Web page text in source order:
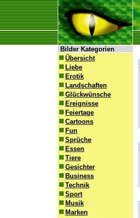
Bilder Kategorien
Übersicht
Liebe
Erotik
Landschaften
Glückwünsche
Ereignisse
Feiertage
Cartoons
Fun
Sprüche
Essen
Tiere
Gesichter
Business
Technik
Sport
Musik
Marken